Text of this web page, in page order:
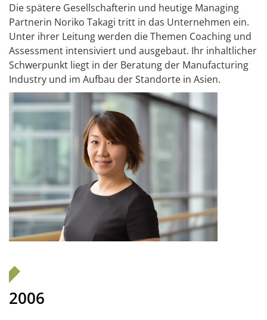
Die spätere Gesellschafterin und heutige Managing
Partnerin Noriko Takagi tritt in das Unternehmen ein.
Unter ihrer Leitung werden die Themen Coaching und
Assessment intensiviert und ausgebaut. Ihr inhaltlicher
Schwerpunkt liegt in der Beratung der Manufacturing
Industry und im Aufbau der Standorte in Asien.
2006